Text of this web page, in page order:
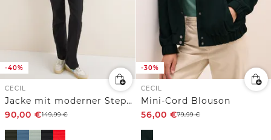
-40%
CECIL
Jacke mit moderner Steppung
90,00 €149,99€
-30%
CECIL
Mini-Cord Blouson
56,00 €79,99€